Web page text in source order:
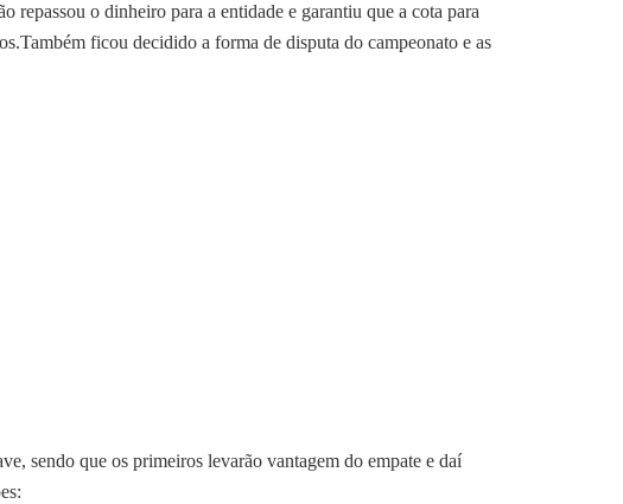
repassou o dinheiro para a entidade e garantiu que a cota para
ficou decidido a forma de disputa do campeonato e as
sendo que os primeiros levarão vantagem do empate e daí